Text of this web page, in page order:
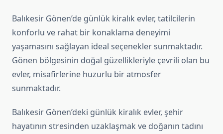
Balıkesir Gönen’de günlük kiralık evler, tatilcilerin
konforlu ve rahat bir konaklama deneyimi
yaşamasını sağlayan ideal seçenekler sunmaktadır.
Gönen bölgesinin doğal güzellikleriyle çevrili olan bu
evler, misafirlerine huzurlu bir atmosfer
sunmaktadır.
Balıkesir Gönen’deki günlük kiralık evler, şehir
hayatının stresinden uzaklaşmak ve doğanın tadını